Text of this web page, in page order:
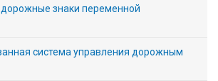
знаки переменной
система управления дорожным